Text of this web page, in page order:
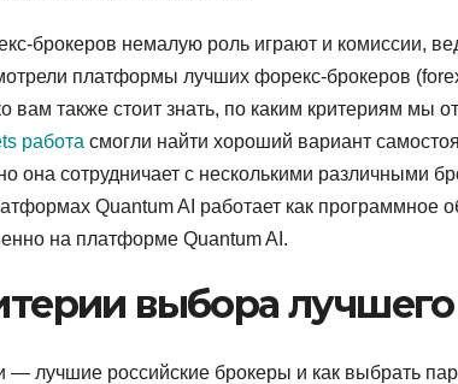
брокеров немалую роль играют и комиссии,
платформы лучших форекс-брокеров
вам также стоит знать, по каким критериям мы
работа смогли найти хороший вариант
она сотрудничает с несколькими различными
Quantum AI работает как программное
на платформе Quantum AI.
выбора
— лучшие российские брокеры и как выбрать